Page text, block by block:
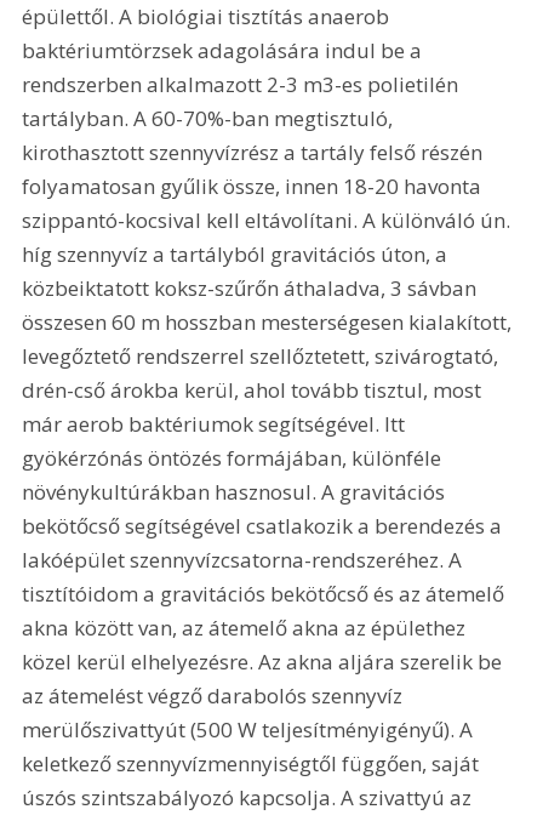
épülettől. A biológiai tisztítás anaerob
baktériumtörzsek adagolására indul be a
rendszerben alkalmazott 2-3 m3-es polietilén
tartályban. A 60-70%-ban megtisztuló,
kirothasztott szennyvízrész a tartály felső részén
folyamatosan gyűlik össze, innen 18-20 havonta
szippantó-kocsival kell eltávolítani. A különváló ún.
híg szennyvíz a tartályból gravitációs úton, a
közbeiktatott koksz-szűrőn áthaladva, 3 sávban
összesen 60 m hosszban mesterségesen kialakított,
levegőztető rendszerrel szellőztetett, szivárogtató,
drén-cső árokba kerül, ahol tovább tisztul, most
már aerob baktériumok segítségével. Itt
gyökérzónás öntözés formájában, különféle
növénykultúrákban hasznosul. A gravitációs
bekötőcső segítségével csatlakozik a berendezés a
lakóépület szennyvízcsatorna-rendszeréhez. A
tisztítóidom a gravitációs bekötőcső és az átemelő
akna között van, az átemelő akna az épülethez
közel kerül elhelyezésre. Az akna aljára szerelik be
az átemelést végző darabolós szennyvíz
merülőszivattyút (500 W teljesítményigényű). A
keletkező szennyvízmennyiségtől függően, saját
úszós szintszabályozó kapcsolja. A szivattyú az